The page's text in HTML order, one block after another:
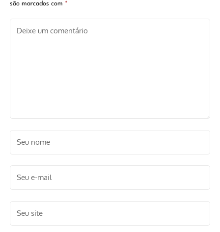
são marcados com *